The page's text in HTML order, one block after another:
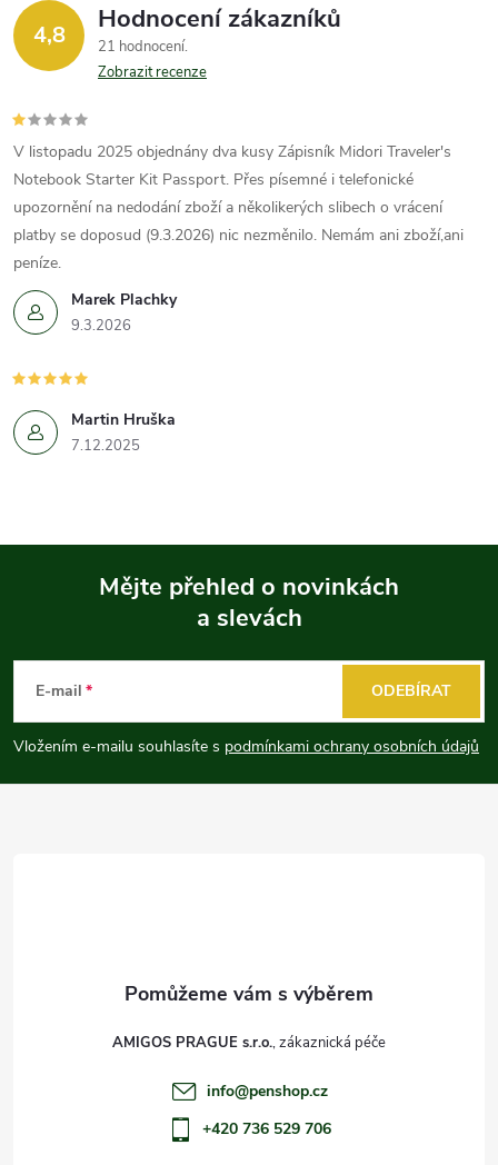
4,8 Hodnocení zákazníků
21 hodnocení
Zobrazit recenze
Marek Plachky
9.3.2026
V listopadu 2025 objednány dva kusy Zápisník Midori Traveler's
Notebook Starter Kit Passport. Přes písemné i telefonické
upozornění na nedodání zboží a několikerých slibech o vrácení
platby se doposud (9.3.2026) nic nezměnilo. Nemám ani zboží,ani
peníze.
Martin Hruška
7.12.2025
p
a
Mějte přehled o novinkách
a slevách
E-mail
Vložením e-mailu souhlasíte s podmínkami ochrany osobních údajů
ODEBÍRAT
AMIGOS PRAGUE s.r.o.
info@penshop.cz
+420 736 529 706